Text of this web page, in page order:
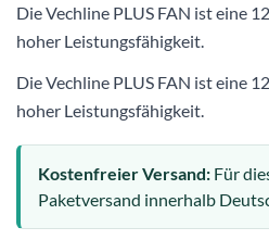
Die Vechline PLUS FAN ist eine
hoher Leistungsfähigkeit.
Die Vechline PLUS FAN ist eine
hoher Leistungsfähigkeit.
Kostenfreier Versand: Für
Paketversand innerhalb